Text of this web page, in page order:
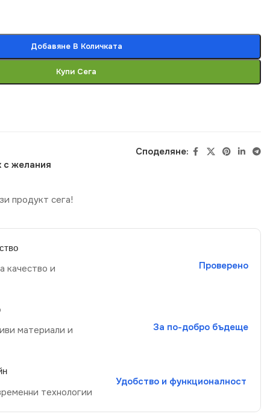
Добавяне В Количката
Купи Сега
с желания
Споделяне:
продукт сега!
качество и Проверено
материали и За по-добро бъдеще
технологии
Удобство и функционалност